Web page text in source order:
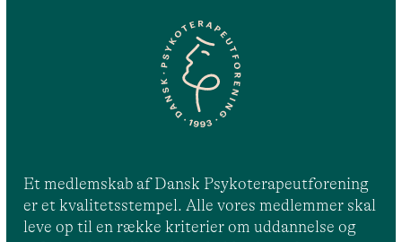
Et medlemskab af Dansk Psykoterapeutforening
er et kvalitetsstempel. Alle vores medlemmer skal
leve op til en række kriterier om uddannelse og